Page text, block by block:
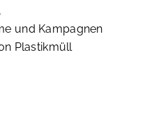
und Kampagnen
Plastikmüll